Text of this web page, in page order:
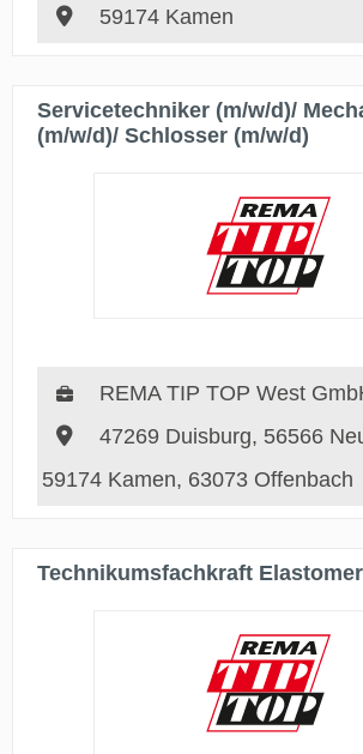
59174 Kamen
Servicetechniker (m/w/d)/
(m/w/d)/ Schlosser (m/w/d)
REMA TIP TOP West
47269 Duisburg, 56566
59174 Kamen, 63073 Offenbach
Technikumsfachkraft